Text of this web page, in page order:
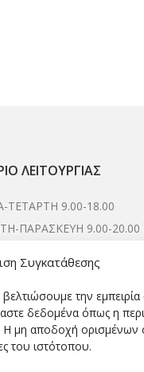
Συγκατάθεσης
την
δεδομένα όπως η
Η μη αποδοχή ορισμένων
του ιστότοπου.
ΛΕΙΤΟΥΡΓΊΑΣ
ΤΕΤΑΡΤΗ 9.00-18.00
ΠΑΡΑΣΚΕΥΗ 9.00-20.00
ΛΑΜΒΆΝΕΤΕ ΠΡΏΤΟΙ
ΜΑΣ!